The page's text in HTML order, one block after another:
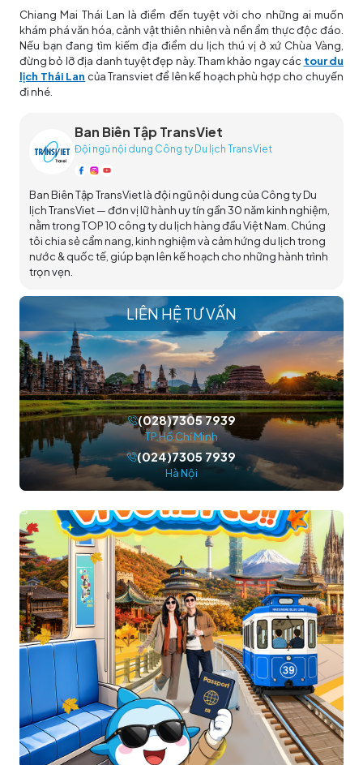
Chiang Mai Thái Lan là điểm đến tuyệt vời cho những ai muốn
khám phá văn hóa, cảnh vật thiên nhiên và nền ẩm thực độc đáo.
Nếu bạn đang tìm kiếm địa điểm du lịch thú vị ở xứ Chùa Vàng,
đừng bỏ lỡ địa danh tuyệt đẹp này. Tham khảo ngay các tour du
lịch Thái Lan của Transviet để lên kế hoạch phù hợp cho chuyến
đi nhé.
Ban Biên Tập TransViet
Đội ngũ nội dung Công ty Du lịch TransViet
Ban Biên Tập TransViet là đội ngũ nội dung của Công ty Du
lịch TransViet — đơn vị lữ hành uy tín gần 30 năm kinh nghiệm,
nằm trong TOP 10 công ty du lịch hàng đầu Việt Nam. Chúng
tôi chia sẻ cẩm nang, kinh nghiệm và cảm hứng du lịch trong
nước & quốc tế, giúp bạn lên kế hoạch cho những hành trình
trọn vẹn.
LIÊN HỆ TƯ VẤN
(028)7305 7939
TP.Hồ Chí Minh
(024)7305 7939
Hà Nội